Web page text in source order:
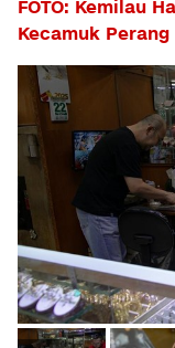
FOTO: Kemilau
Kecamuk Perang